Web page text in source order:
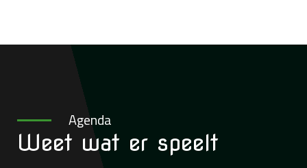
Agenda
Weet wat er speelt